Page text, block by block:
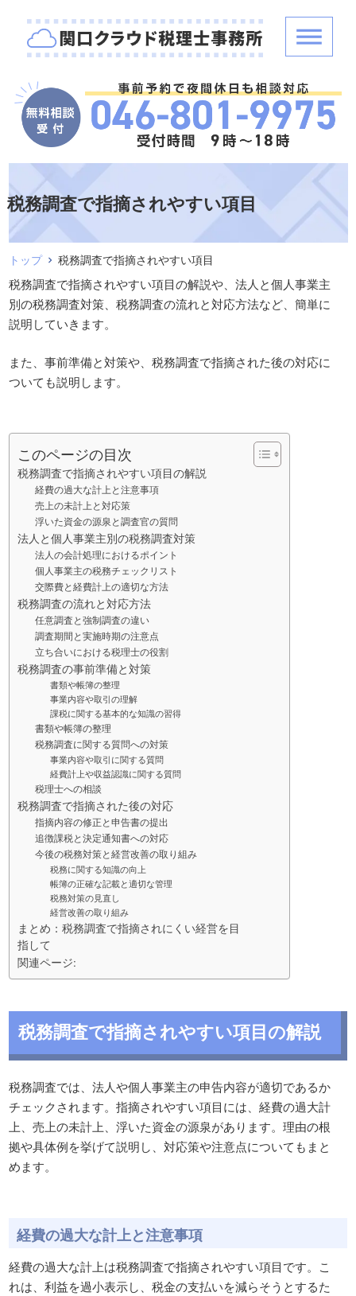
税務調査で指摘されやすい項目
トップ 税務調査で指摘されやすい項目
税務調査で指摘されやすい項目の解説や、法人と個人事業主
別の税務調査対策、税務調査の流れと対応方法など、簡単に
説明していきます。
また、事前準備と対策や、税務調査で指摘された後の対応に
ついても説明します。
このページの目次
税務調査で指摘されやすい項目の解説
経費の過大な計上と注意事項
売上の未計上と対応策
浮いた資金の源泉と調査官の質問
法人と個人事業主別の税務調査対策
法人の会計処理におけるポイント
個人事業主の税務チェックリスト
交際費と経費計上の適切な方法
税務調査の流れと対応方法
任意調査と強制調査の違い
調査期間と実施時期の注意点
立ち合いにおける税理士の役割
税務調査の事前準備と対策
書類や帳簿の整理
事業内容や取引の理解
課税に関する基本的な知識の習得
書類や帳簿の整理
税務調査に関する質問への対策
事業内容や取引に関する質問
経費計上や収益認識に関する質問
税理士への相談
税務調査で指摘された後の対応
指摘内容の修正と申告書の提出
追徴課税と決定通知書への対応
今後の税務対策と経営改善の取り組み
税務に関する知識の向上
帳簿の正確な記載と適切な管理
税務対策の見直し
経営改善の取り組み
まとめ：税務調査で指摘されにくい経営を目
指して
関連ページ:
税務調査で指摘されやすい項目の解説
税務調査では、法人や個人事業主の申告内容が適切であるか
チェックされます。指摘されやすい項目には、経費の過大計
上、売上の未計上、浮いた資金の源泉があります。理由の根
拠や具体例を挙げて説明し、対応策や注意点についてもまと
めます。
経費の過大な計上と注意事項
経費の過大な計上は税務調査で指摘されやすい項目です。こ
れは、利益を過小表示し、税金の支払いを減らそうとするた